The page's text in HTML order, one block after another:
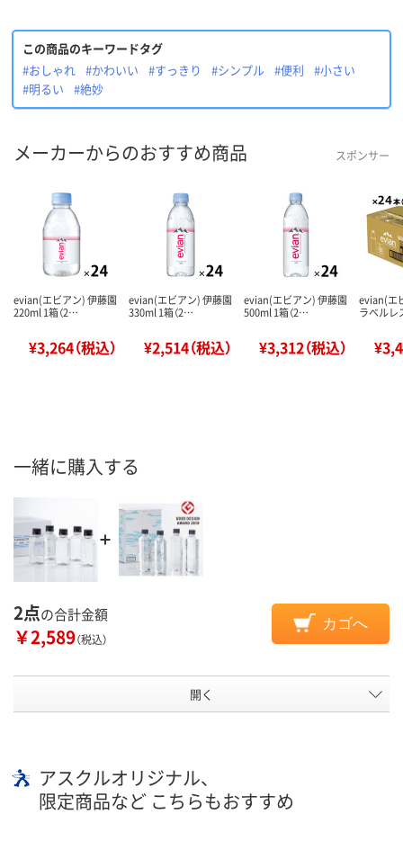
この商品のキーワードタグ
#おしゃれ #かわいい #すっきり #シンプル #便利
#小さい
#明るい
#絶妙
メーカーからのおすすめ商品 スポンサー
evian(エビアン) 伊藤園
220ml 1箱（2…
¥3,264（税込）
evian(エビアン) 伊藤園
330ml 1箱（2…
¥2,514（税込）
evian(エビアン) 伊藤園
500ml 1箱（2…
¥3,312（税込）
evian(エ
ラベル
一緒に購入する
2点の合計金額
￥2,589（税込）
カゴへ
開く
アスクルオリジナル、
限定商品など こちらもおすすめ